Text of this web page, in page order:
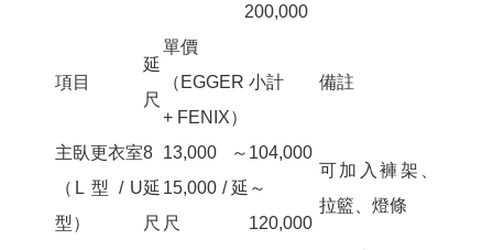
200,000
項目
延
尺
單價
（EGGER
+ FENIX）
小計 備註
主臥更衣室
（L 型 / U
型）
8
延
尺
13,000～
15,000 / 延
尺
104,000
～
120,000
可加入褲架、
拉籃、燈條